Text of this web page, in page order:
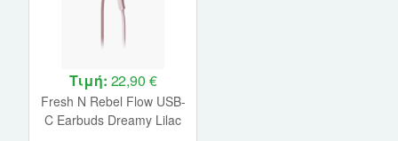
Τιμή: 22,90 €
Fresh N Rebel Flow USB-
C Earbuds Dreamy Lilac